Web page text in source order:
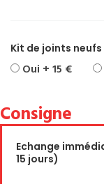
Kit de joints neufs
Oui + 15 €
Consigne
Echange
15 jours)